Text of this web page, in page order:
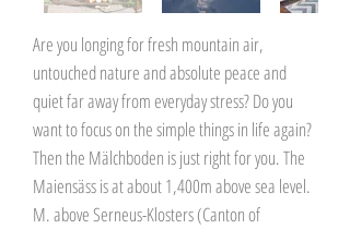
Are you longing for fresh mountain air,
untouched nature and absolute peace and
quiet far away from everyday stress? Do you
want to focus on the simple things in life again?
Then the Mälchboden is just right for you. The
Maiensäss is at about 1,400m above sea level.
M. above Serneus-Klosters (Canton of